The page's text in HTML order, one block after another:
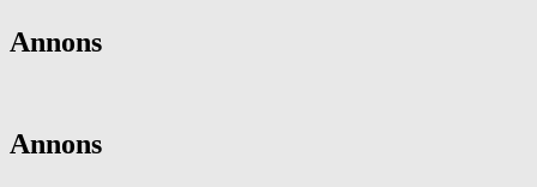
Annons
Annons